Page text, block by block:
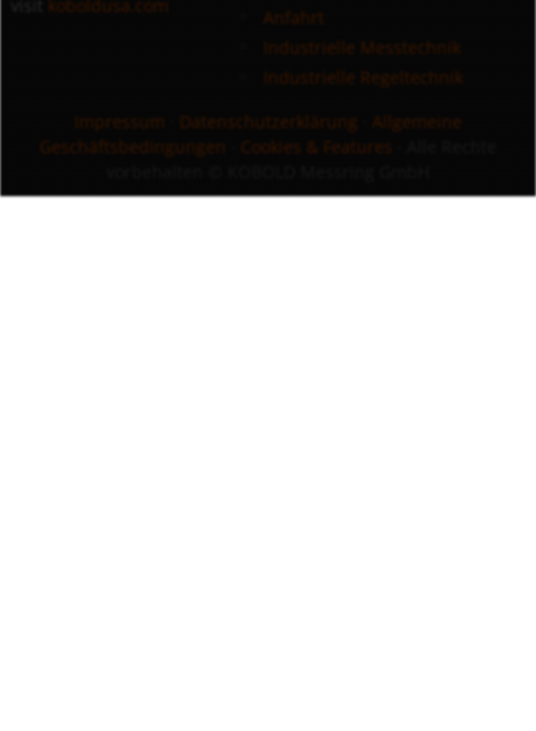
koboldusa.com
Anfahrt
Industrielle Messtechnik
Industrielle Regeltechnik
Impressum
Datenschutzerklärung
Allgemeine
Geschäftsbedingungen
Cookies & Features